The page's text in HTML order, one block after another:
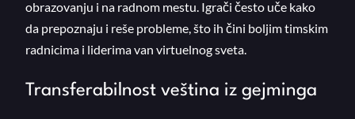
obrazovanju i na radnom mestu. Igrači često uče kako
da prepoznaju i reše probleme, što ih čini boljim timskim
radnicima i liderima van virtuelnog sveta.
Transferabilnost veština iz gejminga